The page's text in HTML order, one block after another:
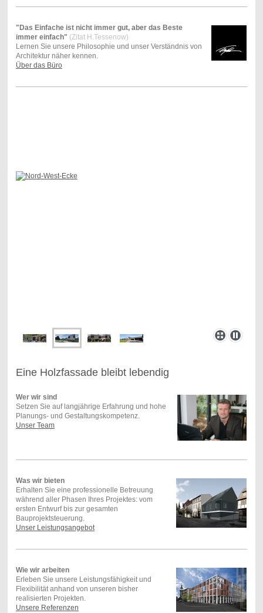
"Das Einfache ist nicht immer gut, aber das Beste
immer einfach" (Zitat H.Tessenow)
Lernen Sie unsere Philosophie und unser Verständnis von
Architektur näher kennen.
Über das Büro
Eine Holzfassade bleibt lebendig
Wer wir sind
Setzen Sie auf langjährige Erfahrung und hohe
Planungs- und Gestaltungskompetenz.
Unser Team
Was wir bieten
Erhalten Sie eine professionelle Betreuung
während aller Phasen Ihres Projektes: vom
ersten Entwurf bis zur gesamten
Bauprojektsteuerung.
Unser Leistungsangebot
Wie wir arbeiten
Erleben Sie unsere Leistungsfähigkeit und
Flexibilität anhand von unseren bisher
realisierten Projekten.
Unsere Referenzen